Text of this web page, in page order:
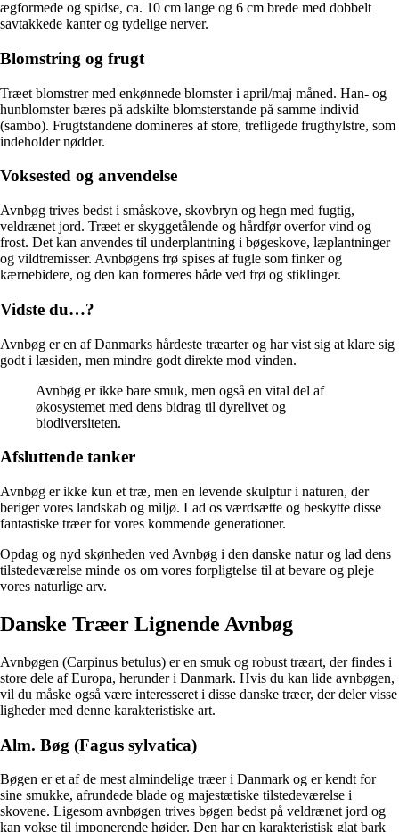
ægformede og spidse, ca. 10 cm lange og 6 cm brede med dobbelt
savtakkede kanter og tydelige nerver.
Blomstring og frugt
Træet blomstrer med enkønnede blomster i april/maj måned. Han- og
hunblomster bæres på adskilte blomsterstande på samme individ
(sambo). Frugtstandene domineres af store, trefligede frugthylstre, som
indeholder nødder.
Voksested og anvendelse
Avnbøg trives bedst i småskove, skovbryn og hegn med fugtig,
veldrænet jord. Træet er skyggetålende og hårdfør overfor vind og
frost. Det kan anvendes til underplantning i bøgeskove, læplantninger
og vildtremisser. Avnbøgens frø spises af fugle som finker og
kærnebidere, og den kan formeres både ved frø og stiklinger.
Vidste du…?
Avnbøg er en af Danmarks hårdeste træarter og har vist sig at klare sig
godt i læsiden, men mindre godt direkte mod vinden.
Avnbøg er ikke bare smuk, men også en vital del af
økosystemet med dens bidrag til dyrelivet og
biodiversiteten.
Afsluttende tanker
Avnbøg er ikke kun et træ, men en levende skulptur i naturen, der
beriger vores landskab og miljø. Lad os værdsætte og beskytte disse
fantastiske træer for vores kommende generationer.
Opdag og nyd skønheden ved Avnbøg i den danske natur og lad dens
tilstedeværelse minde os om vores forpligtelse til at bevare og pleje
vores naturlige arv.
Danske Træer Lignende Avnbøg
Avnbøgen (Carpinus betulus) er en smuk og robust træart, der findes i
store dele af Europa, herunder i Danmark. Hvis du kan lide avnbøgen,
vil du måske også være interesseret i disse danske træer, der deler visse
ligheder med denne karakteristiske art.
Alm. Bøg (Fagus sylvatica)
Bøgen er et af de mest almindelige træer i Danmark og er kendt for
sine smukke, afrundede blade og majestætiske tilstedeværelse i
skovene. Ligesom avnbøgen trives bøgen bedst på veldrænet jord og
kan vokse til imponerende højder. Den har en karakteristisk glat bark